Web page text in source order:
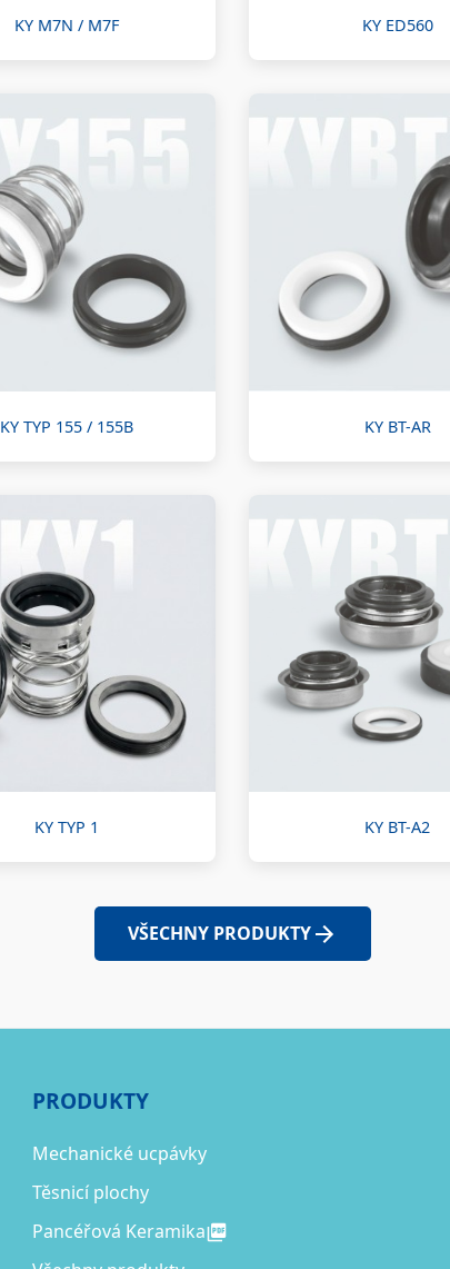
KY M7N / M7F KY ED560
KY TYP 155 / 155B KY BT-AR
KY TYP 1 KY BT-A2
VŠECHNY PRODUKTY
PRODUKTY
Mechanické ucpávky
Těsnicí plochy
Pancéřová Keramika